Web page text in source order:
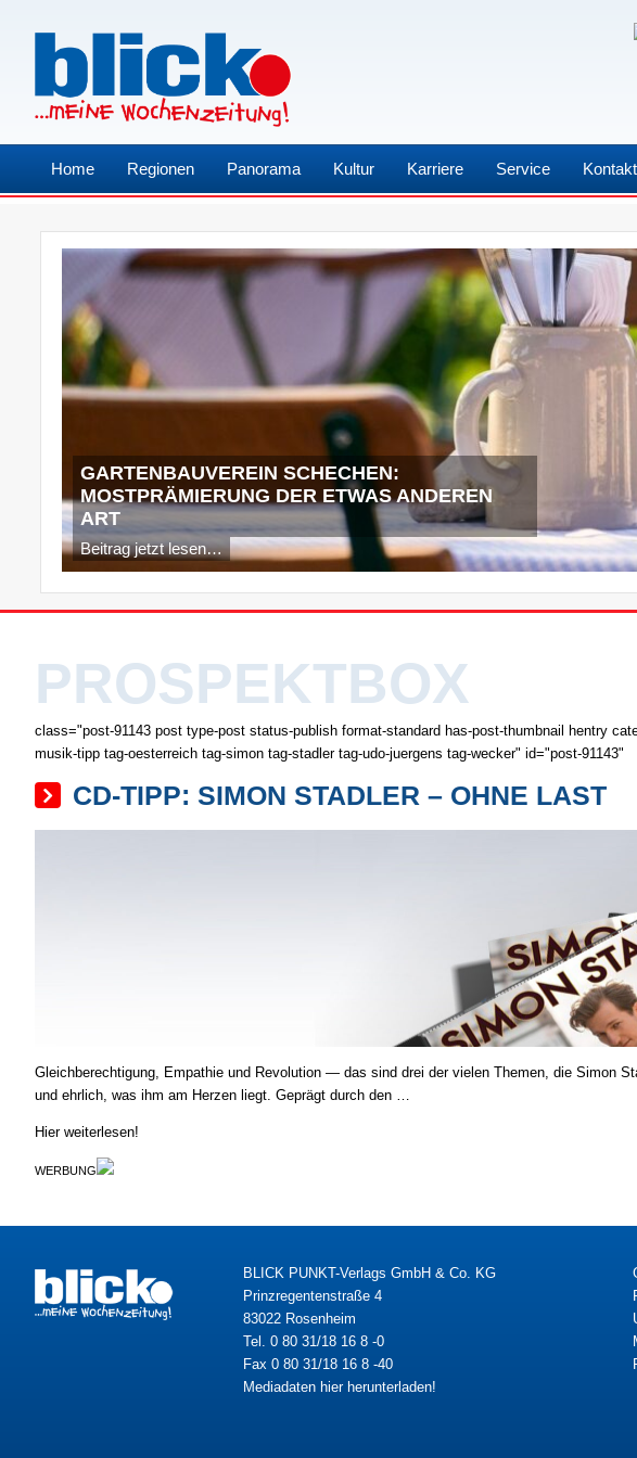
Home Regionen Panorama Kultur Karriere Service Kontakt
GARTENBAUVEREIN SCHECHEN:
MOSTPRÄMIERUNG DER ETWAS ANDEREN
ART
Beitrag jetzt lesen…
PROSPEKTBOX
class="post-91143 post type-post status-publish format-standard has-post-thumbnail hentry
musik-tipp tag-oesterreich tag-simon tag-stadler tag-udo-juergens tag-wecker" id="post-91143"
CD-TIPP: SIMON STADLER – OHNE LAST
Gleichberechtigung, Empathie und Revolution — das sind drei der vielen Themen, die Simon
und ehrlich, was ihm am Herzen liegt. Geprägt durch den …
Hier weiterlesen!
WERBUNG
BLICK PUNKT-Verlags GmbH & Co. KG
Prinzregentenstraße 4
83022 Rosenheim
Tel. 0 80 31/18 16 8 -0
Fax 0 80 31/18 16 8 -40
Mediadaten hier herunterladen!